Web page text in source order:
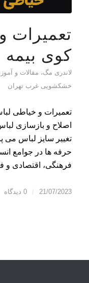
تعمیرات
کوی بیمه
لاندری مگ، مقالات و
خشکشویی غرب تهران
تعمیرات و خیاطی
اصلاح و بازسازی
تغییر سایز لباس می
حرفه ها در جوامع
فرهنگی، اقتصادی و
21/07/2023
/ 0 دیدگاه